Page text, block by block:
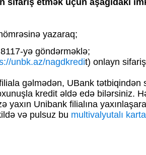
sifariş etmək üçün aşağıdakı
yazaraq;
yə göndərməklə;
unbk.az/nagdkredit) onlayn
gəlmədən, UBank tətbiqindən
kredit əldə edə bilərsiniz.
yaxın Unibank filialına
və pulsuz bu multivalyutalı karta